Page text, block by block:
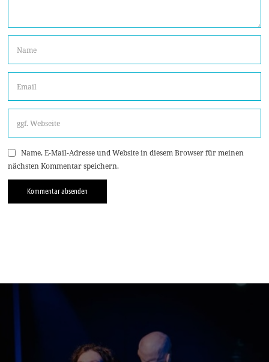
Name, E-Mail-Adresse und Website in diesem Browser für meinen
nächsten Kommentar speichern.